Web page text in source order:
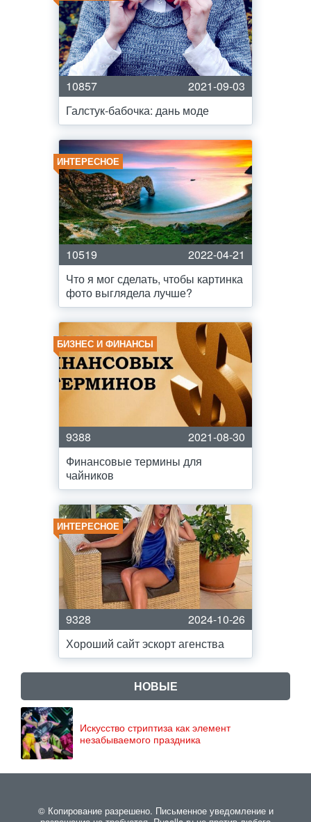
10857
2021-09-03
Галстук-бабочка: дань моде
ИНТЕРЕСНОЕ
10519
2022-04-21
Что я мог сделать, чтобы картинка
фото выглядела лучше?
БИЗНЕС И ФИНАНСЫ
9388
2021-08-30
Финансовые термины для
чайников
ИНТЕРЕСНОЕ
9328
2024-10-26
Хороший сайт эскорт агенства
НОВЫЕ
Искусство стриптиза как элемент
незабываемого праздника
© Копирование разрешено. Письменное уведомление и